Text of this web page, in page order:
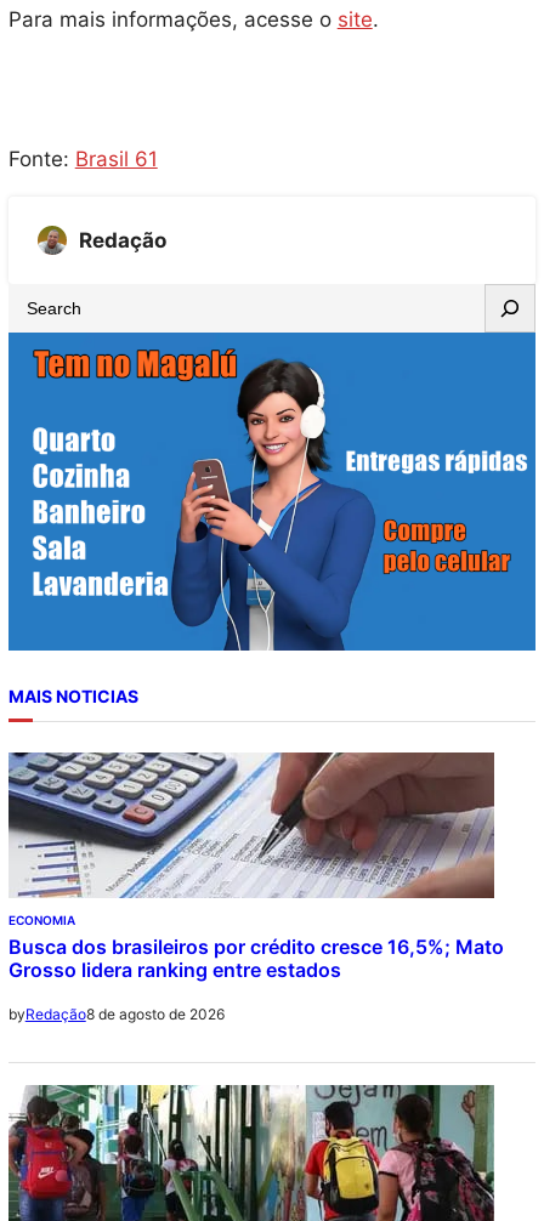
Para mais informações, acesse o site.
Fonte: Brasil 61
Redação
e
MAIS NOTICIAS
ECONOMIA
Busca dos brasileiros por crédito cresce 16,5%; Mato
Grosso lidera ranking entre estados
byRedação8 de agosto de 2026